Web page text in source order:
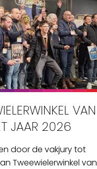
VAN
JAAR 2026
door de vakjury tot
Tweewielerwinkel van